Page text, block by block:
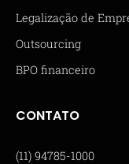
Legalização de
Outsourcing
BPO financeiro
CONTATO
(11) 94785-1000